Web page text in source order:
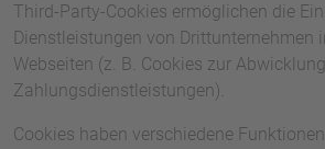
Third-Party-Cookies ermöglichen die
Dienstleistungen von Drittunternehmen
Webseiten (z. B. Cookies zur
Zahlungsdienstleistungen).
Cookies haben verschiedene